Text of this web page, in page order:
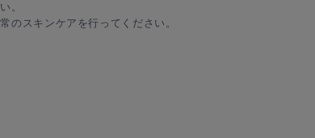
。
のスキンケアを行ってください。